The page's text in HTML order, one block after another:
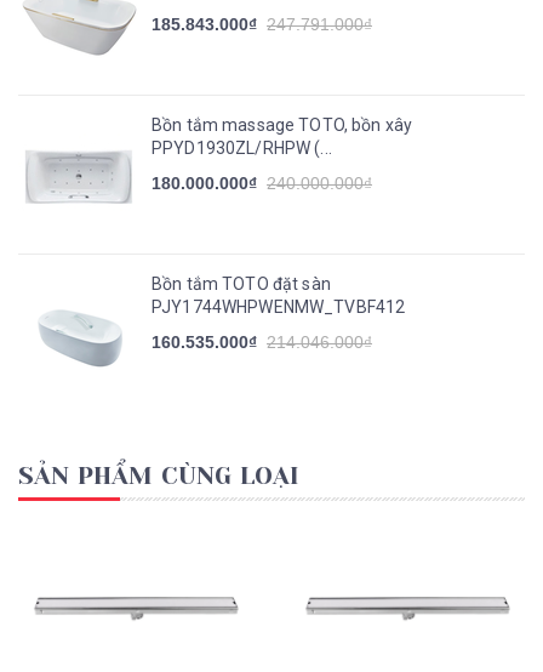
185.843.000₫ 247.791.000₫
Bồn tắm massage TOTO, bồn xây
PPYD1930ZL/RHPW (...
180.000.000₫ 240.000.000₫
Bồn tắm TOTO đặt sàn
PJY1744WHPWENMW_TVBF412
160.535.000₫ 214.046.000₫
SẢN PHẨM CÙNG LOẠI